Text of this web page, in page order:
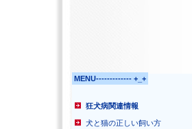
MENU------------- +_+
狂犬病関連情報
犬と猫の正しい飼い方